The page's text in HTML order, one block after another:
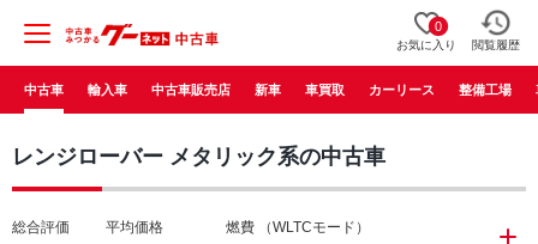
0
お気に入り 閲覧履歴
中古車 輸入車 中古車販売店 新車 車買取 カーリース 整備工場
レンジローバー メタリック系の中古車
総合評価 平均価格 燃費 （WLTCモード）